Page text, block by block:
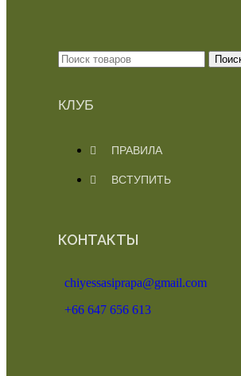
КЛУБ
ПРАВИЛА
ВСТУПИТЬ
КОНТАКТЫ
chiyessasiprapa@gmail.com
+66 647 656 613